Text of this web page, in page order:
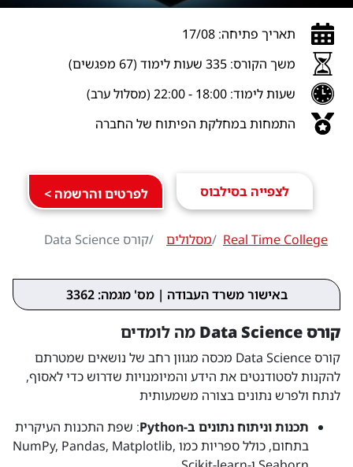
לפרטים והרשמה > לצפייה בסילבוס
תאריך פתיחה: 17/08
משך הקורס: 335 שעות לימוד (67 מפגשים)
שעות לימוד: 18:00 - 22:00 (מסלול ערב)
התמחות במחלקת הפיתוח של החברה
Real Time College מסלולים קורס Data Science
באישור משרד העבודה | מס' מגמה: 3362
קורס Data Science מה לומדים
קורס Data Science מכסה מגוון רחב של נושאים שמטרתם
להקנות לסטודנטים את הידע והמיומנויות שדרוש כדי לאסוף,
לנתח ולפרש נתונים בצורה משמעותית
תכנות וניתוח נתונים ב-Python
: שפת התכנות העיקרית
בתחום, כולל ספריות כמו NumPy, Pandas, Matplotlib,